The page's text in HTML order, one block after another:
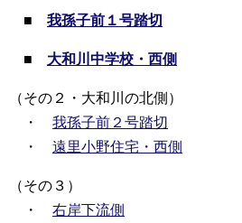
■ 我孫子前１号踏切
■ 大和川中学校・西側
（その２・大和川の北側）
・ 我孫子前２号踏切
・ 遠里小野住宅・西側
（その３）
・ 右岸下流側